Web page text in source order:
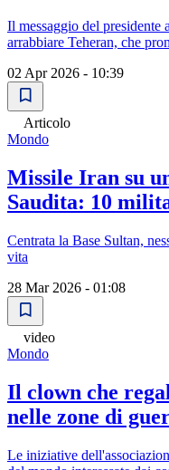
Il messaggio del presidente
arrabbiare Teheran, che
02 Apr 2026 - 10:39
Articolo
Mondo
Missile Iran su
Saudita: 10
Centrata la Base Sultan,
vita
28 Mar 2026 - 01:08
video
Mondo
Il clown che
nelle zone di
Le iniziative